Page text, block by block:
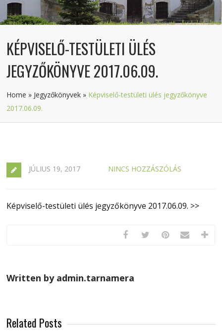
KÉPVISELŐ-TESTÜLETI ÜLÉS
JEGYZŐKÖNYVE 2017.06.09.
Home » Jegyzőkönyvek » Képviselő-testületi ülés jegyzőkönyve
2017.06.09.
JÚLIUS 19, 2017 NINCS HOZZÁSZÓLÁS
Képviselő-testületi ülés jegyzőkönyve 2017.06.09. >>
Written by admin.tarnamera
Related Posts